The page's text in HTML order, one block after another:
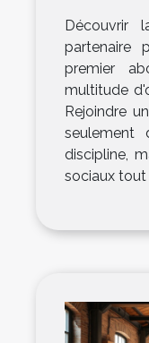
Découvrir
partenaire
premier
multitude
Rejoindre
seulement
discipline,
sociaux tout